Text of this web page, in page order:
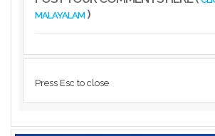
MALAYALAM)
Press Esc to close